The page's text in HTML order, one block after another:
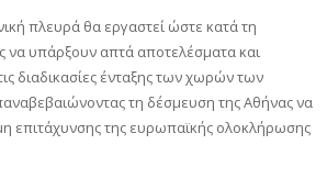
πλευρά θα εργαστεί ώστε κατά τη
να υπάρξουν απτά αποτελέσματα και
διαδικασίες ένταξης των χωρών των
τη δέσμευση της Αθήνας να
επιτάχυνσης της ευρωπαϊκής ολοκλήρωσης